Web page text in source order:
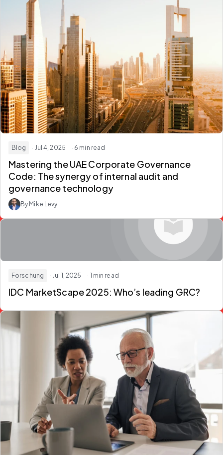
Blog · Jul 4, 2025 · 6 min read
Mastering the UAE Corporate Governance
Code: The synergy of internal audit and
governance technology
By Mike Levy
Forschung · Jul 1, 2025 · 1 min read
IDC MarketScape 2025: Who’s leading GRC?